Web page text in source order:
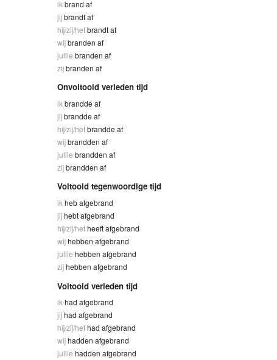
ik brand af
jijbrandt af
hij/zij/hetbrandt af
wijbranden af
jullie branden af
zijbranden af
Onvoltooid verleden tijd
ik brandde af
jijbrandde af
hij/zij/hetbrandde af
wijbrandden af
jullie brandden af
zijbrandden af
Voltooid tegenwoordige tijd
ik heb afgebrand
jijhebt afgebrand
hij/zij/hetheeft afgebrand
wijhebben afgebrand
jullie hebben afgebrand
zijhebben afgebrand
Voltooid verleden tijd
ik had afgebrand
jijhad afgebrand
hij/zij/hethad afgebrand
wijhadden afgebrand
jullie hadden afgebrand